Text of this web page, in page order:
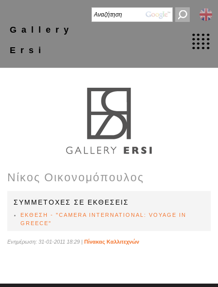
Gallery
Ersi
Νίκος Οικονομόπουλος
ΣΥΜΜΕΤΟΧΕΣ ΣΕ ΕΚΘΕΣΕΙΣ
ΕΚΘΕΣΗ - "CAMERA INTERNATIONAL: VOYAGE IN
GREECE"
Ενημέρωση: 31-01-2011 18:29 | Πίνακας Καλλιτεχνών